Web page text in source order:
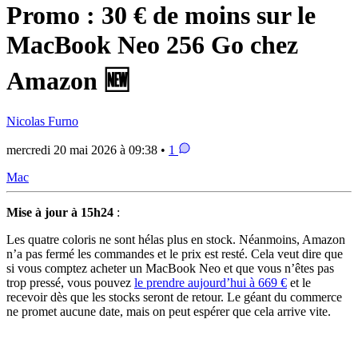
Promo : 30 € de moins sur le
MacBook Neo 256 Go chez
Amazon 🆕
Nicolas Furno
mercredi 20 mai 2026 à 09:38 • 1
Mac
Mise à jour à 15h24 :
Les quatre coloris ne sont hélas plus en stock. Néanmoins, Amazon
n’a pas fermé les commandes et le prix est resté. Cela veut dire que
si vous comptez acheter un MacBook Neo et que vous n’êtes pas
trop pressé, vous pouvez le prendre aujourd’hui à 669 € et le
recevoir dès que les stocks seront de retour. Le géant du commerce
ne promet aucune date, mais on peut espérer que cela arrive vite.